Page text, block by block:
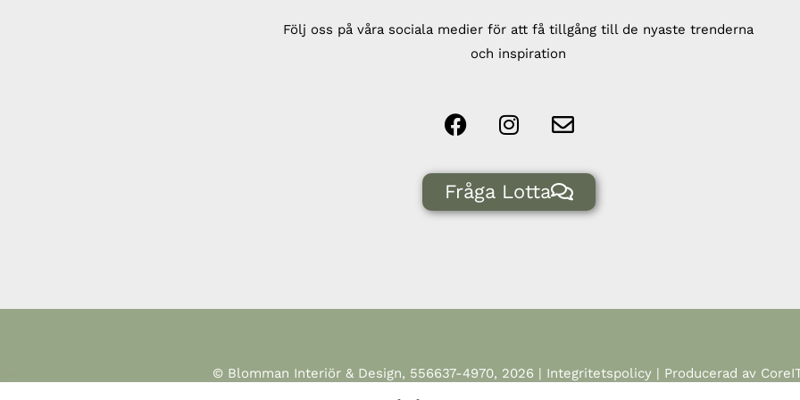
Följ oss på våra sociala medier för att få tillgång till de nyaste trenderna
och inspiration
Fråga Lotta
© Blomman Interiör & Design, 556637-4970, 2026 | Integritetspolicy | Producerad av